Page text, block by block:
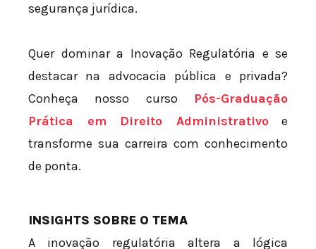
segurança jurídica.
Quer dominar a Inovação Regulatória e se
destacar na advocacia pública e privada?
Conheça nosso curso Pós-Graduação
Prática em Direito Administrativoe
transforme sua carreira com conhecimento
de ponta.
INSIGHTS SOBRE O TEMA
A inovação regulatória altera a lógica